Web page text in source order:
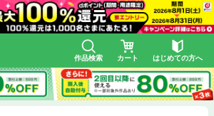
作品検索 カート はじめての方へ